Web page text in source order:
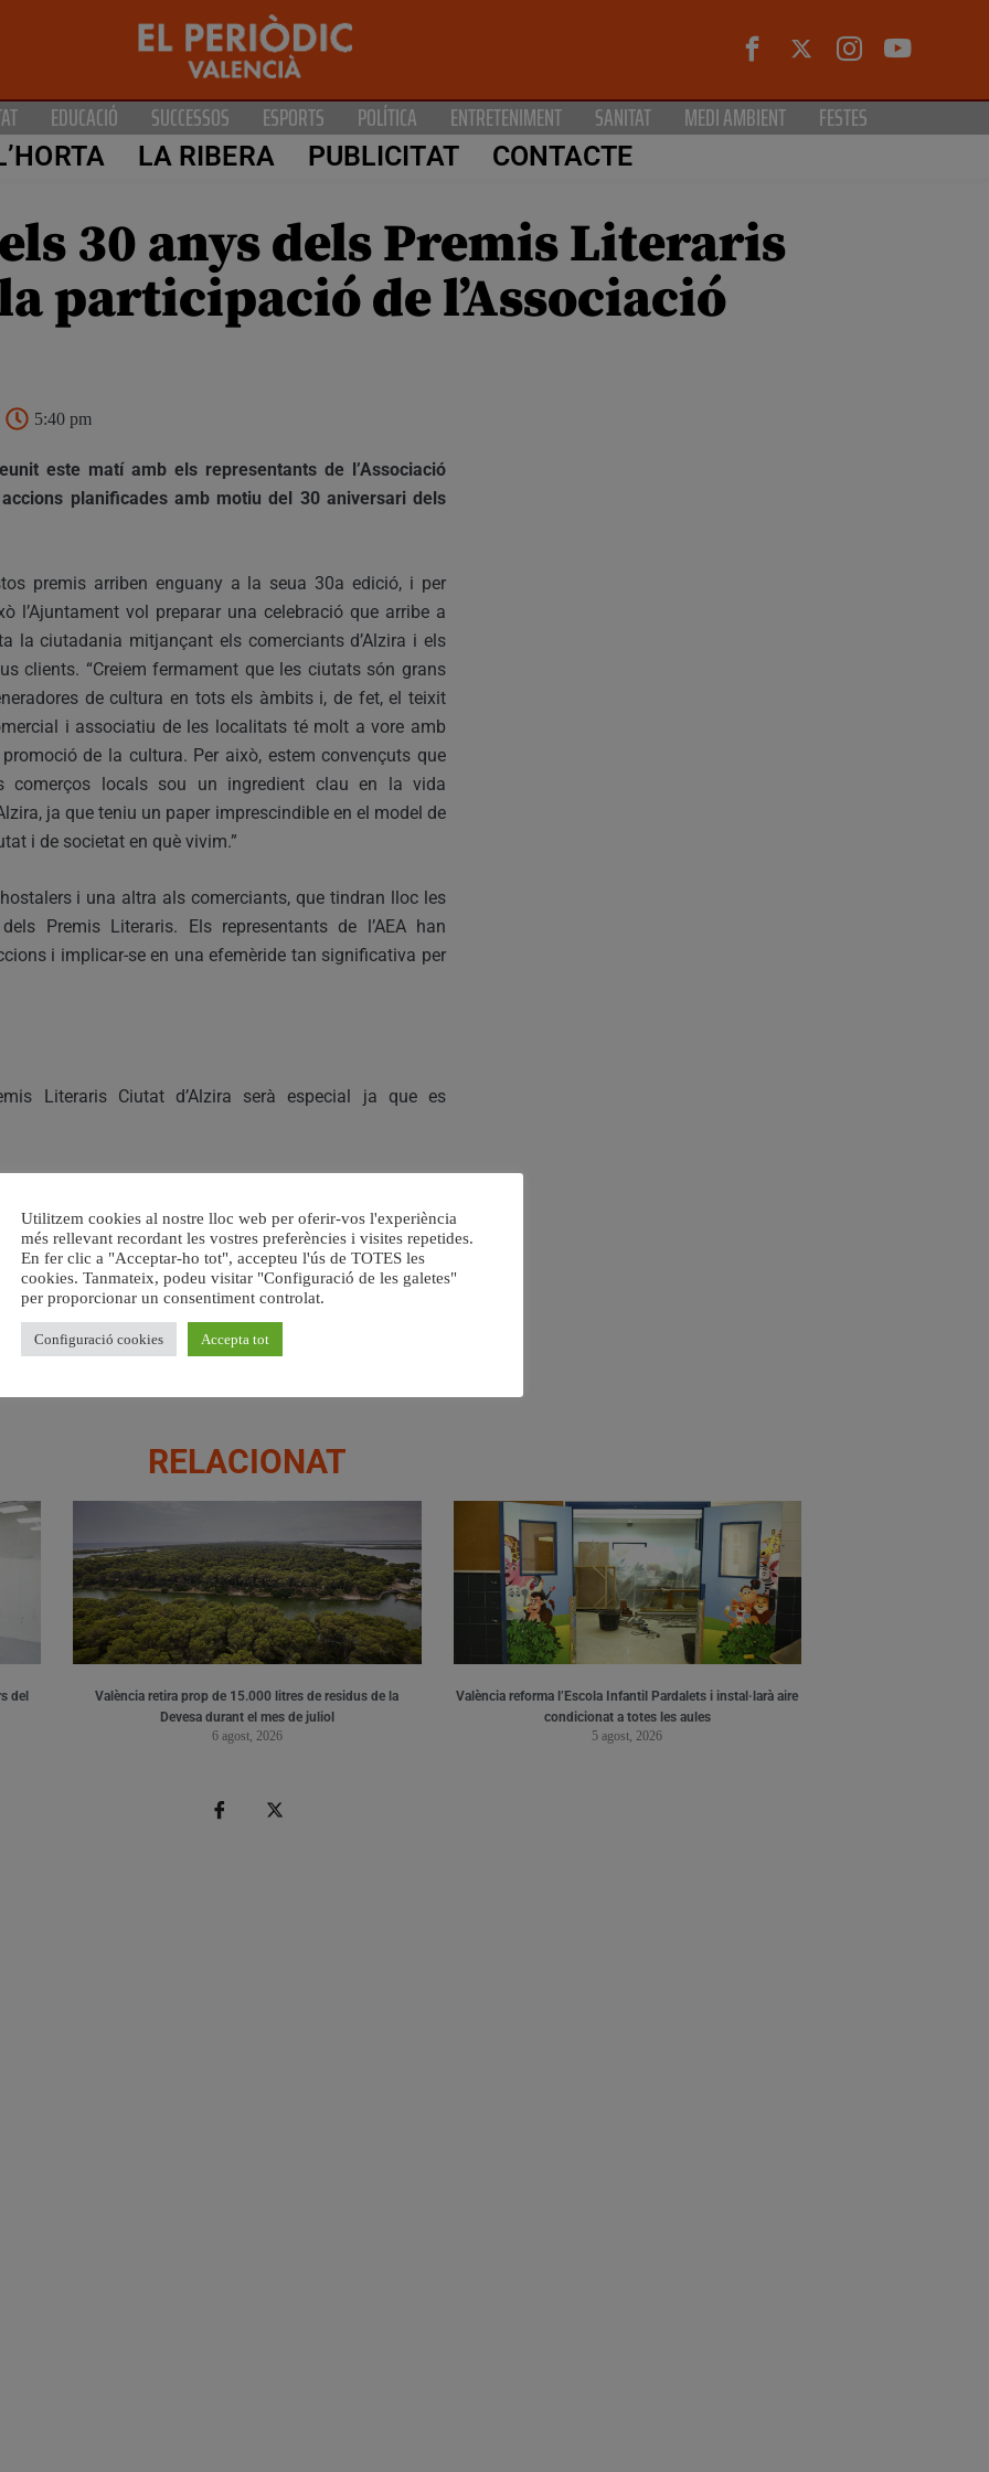
EDUCACIÓ SUCCESSOS ESPORTS POLÍTICA ENTRETENIMENT SANITAT MEDI AMBIENT FESTES
LA RIBERA PUBLICITAT CONTACTE
30 anys dels Premis Literaris
participació de l’Associació
5:40 pm
este matí amb els representants de l’Associació
planificades amb motiu del 30 aniversari dels
premis arriben enguany a la seua 30a edició, i per
l’Ajuntament vol preparar una celebració que arribe a
la ciutadania mitjançant els comerciants d’Alzira i els
clients. “Creiem fermament que les ciutats són grans
de cultura en tots els àmbits i, de fet, el teixit
i associatiu de les localitats té molt a vore amb
de la cultura. Per això, estem convençuts que
comerços locals sou un ingredient clau en la vida
ja que teniu un paper imprescindible en el model de
i de societat en què vivim.”
i una altra als comerciants, que tindran lloc les
Premis Literaris. Els representants de l’AEA han
i implicar-se en una efemèride tan significativa per
Literaris Ciutat d’Alzira serà especial ja que es
coordinat per l’alcalde d’Alzira, Diego Gómez, en què
de Promoció i Ús del Valencià (SERVAL) i Edicions
està el disseny d’una imatge commemorativa del 30
empresarial per tal d’apropar els premis al dia a
a més del cicle de conferències.
RELACIONAT
del
València retira prop de 15.000 litres de residus de la
Devesa durant el mes de juliol
6 agost, 2026
València reforma l’Escola Infantil Pardalets i instal·larà aire
condicionat a totes les aules
5 agost, 2026
Utilitzem cookies al nostre lloc web per oferir-vos l'experiència
més rellevant recordant les vostres preferències i visites repetides.
En fer clic a "Acceptar-ho tot", accepteu l'ús de TOTES les
cookies. Tanmateix, podeu visitar "Configuració de les galetes"
per proporcionar un consentiment controlat.
Configuració cookies Accepta tot